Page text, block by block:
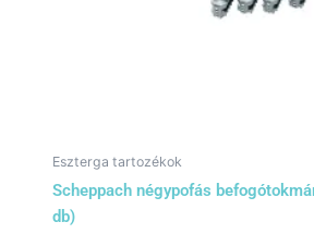
Eszterga tartozékok
Scheppach négypofás
db)